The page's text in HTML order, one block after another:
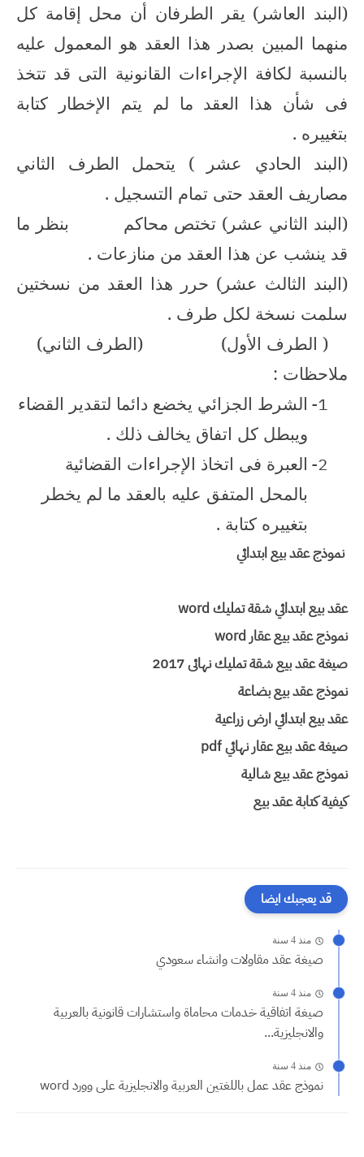
(البند العاشر) يقر الطرفان أن محل إقامة كل
منهما المبين بصدر هذا العقد هو المعمول عليه
بالنسبة لكافة الإجراءات القانونية التى قد تتخذ
فى شأن هذا العقد ما لم يتم الإخطار كتابة
بتغييره .
(البند الحادي عشر ) يتحمل الطرف الثاني
مصاريف العقد حتى تمام التسجيل .
(البند الثاني عشر) تختص محاكم
بنظر ما
قد ينشب عن هذا العقد من منازعات .
(البند الثالث عشر) حرر هذا العقد من نسختين
سلمت نسخة لكل طرف .
( الطرف الأول)
(الطرف الثاني)
ملاحظات :
1- الشرط الجزائي يخضع دائما لتقدير القضاء
ويبطل كل اتفاق يخالف ذلك .
2- العبرة فى اتخاذ الإجراءات القضائية
بالمحل المتفق عليه بالعقد ما لم يخطر
بتغييره كتابة .
نموذج عقد بيع ابتدائي
عقد بيع ابتدائي شقة تمليك word
نموذج عقد بيع عقار word
صيغة عقد بيع شقة تمليك نهائى 2017
نموذج عقد بيع بضاعة
عقد بيع ابتدائي ارض زراعية
صيغة عقد بيع عقار نهائي pdf
نموذج عقد بيع شالية
كيفية كتابة عقد بيع
قد يعجبك ايضا
منذ 4 سنة
صيغة عقد مقاولات وانشاء سعودي
منذ 4 سنة
صيغة اتفاقية خدمات محاماة واستشارات قانونية بالعربية
والانجليزية...
منذ 4 سنة
نموذج عقد عمل باللغتين العربية والانجليزية على وورد word